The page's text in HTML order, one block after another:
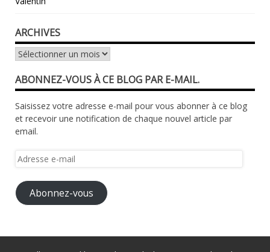
ARCHIVES
Archives
ABONNEZ-VOUS À CE BLOG PAR E-MAIL.
Saisissez votre adresse e-mail pour vous abonner à ce blog
et recevoir une notification de chaque nouvel article par
email.
Adresse
mail
Abonnez-vous